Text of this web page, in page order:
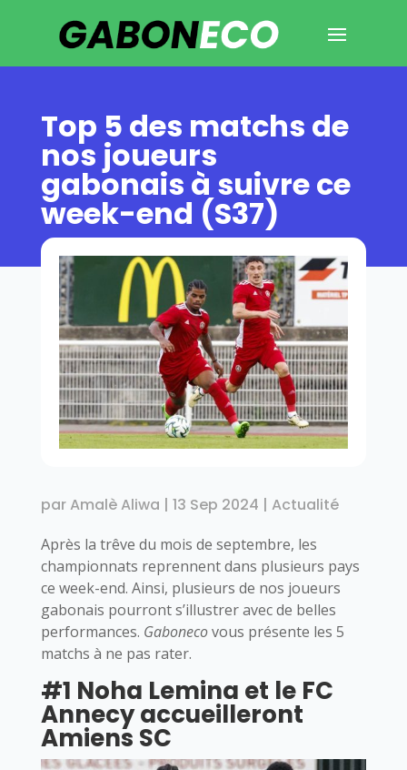
Top 5 des matchs de
nos joueurs
gabonais à suivre ce
week-end (S37)
parAmalè Aliwa | 13 Sep 2024 | Actualité
Après la trêve du mois de septembre, les
championnats reprennent dans plusieurs pays
ce week-end. Ainsi, plusieurs de nos joueurs
gabonais pourront s’illustrer avec de belles
performances. Gabonecovous présente les 5
matchs à ne pas rater.
#1 Noha Lemina et le FC
Annecy accueilleront
Amiens SC